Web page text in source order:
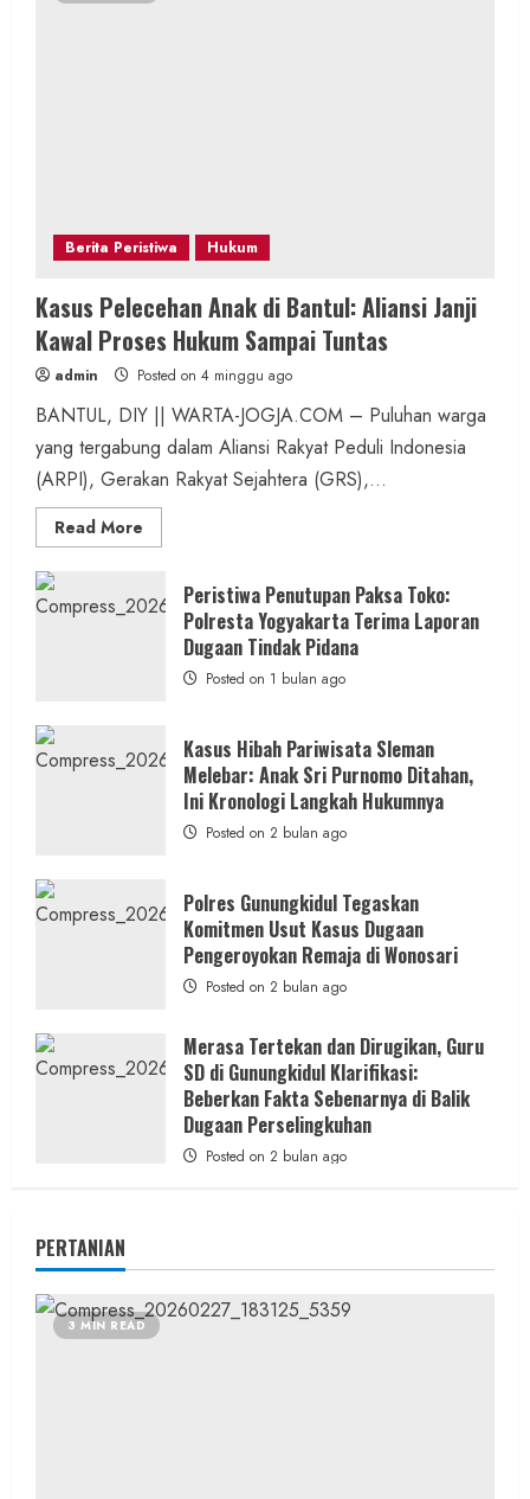
Berita Peristiwa Hukum
Kasus Pelecehan Anak di Bantul: Aliansi Janji
Kawal Proses Hukum Sampai Tuntas
admin Posted on 4 minggu ago
BANTUL, DIY || WARTA-JOGJA.COM – Puluhan warga
yang tergabung dalam Aliansi Rakyat Peduli Indonesia
(ARPI), Gerakan Rakyat Sejahtera (GRS),...
Read More
more
Pelecehan
Anak
Bantul:
Aliansi
Kawal
Sampai
Tuntas
Peristiwa Penutupan Paksa Toko:
Polresta Yogyakarta Terima Laporan
Dugaan Tindak Pidana
Posted on 1 bulan ago
Kasus Hibah Pariwisata Sleman
Melebar: Anak Sri Purnomo Ditahan,
Ini Kronologi Langkah Hukumnya
Posted on 2 bulan ago
Polres Gunungkidul Tegaskan
Komitmen Usut Kasus Dugaan
Pengeroyokan Remaja di Wonosari
Posted on 2 bulan ago
Merasa Tertekan dan Dirugikan, Guru
SD di Gunungkidul Klarifikasi:
Beberkan Fakta Sebenarnya di Balik
Dugaan Perselingkuhan
Posted on 2 bulan ago
PERTANIAN
3 MIN READ